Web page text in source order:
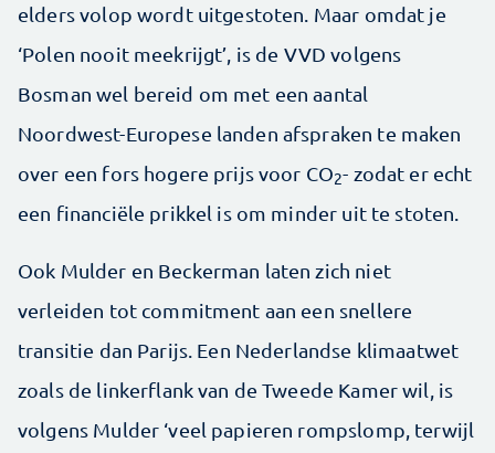
elders volop wordt uitgestoten. Maar omdat je
‘Polen nooit meekrijgt’, is de VVD volgens
Bosman wel bereid om met een aantal
Noordwest-Europese landen afspraken te maken
over een fors hogere prijs voor CO2- zodat er echt
een financiële prikkel is om minder uit te stoten.
Ook Mulder en Beckerman laten zich niet
verleiden tot commitment aan een snellere
transitie dan Parijs. Een Nederlandse klimaatwet
zoals de linkerflank van de Tweede Kamer wil, is
volgens Mulder ‘veel papieren rompslomp, terwijl